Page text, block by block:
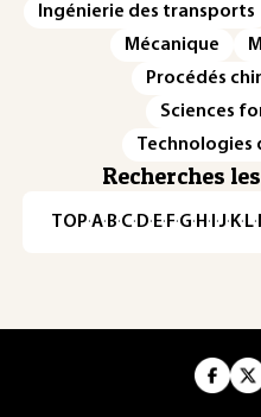
Ingénierie des transports
Mécanique
Procédés
Sciences
Recherches
TOP·A·B·C· D· E· F·G· H · ·J· K· L·